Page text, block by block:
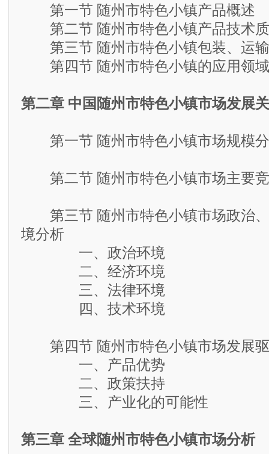
第一节 随州市特色小镇产品概述
第二节 随州市特色小镇产品技术
第三节 随州市特色小镇包装、运输
第四节 随州市特色小镇的应用领域
第二章 中国随州市特色小镇市场发展
第一节 随州市特色小镇市场规模分
第二节 随州市特色小镇市场主要竞
第三节 随州市特色小镇市场政治、
境分析
一、政治环境
二、经济环境
三、法律环境
四、技术环境
第四节 随州市特色小镇市场发展驱
一、产品优势
二、政策扶持
三、产业化的可能性
第三章 全球随州市特色小镇市场分析